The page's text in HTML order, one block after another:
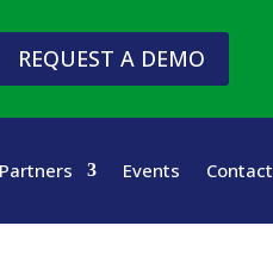
REQUEST A DEMO
Events Contact